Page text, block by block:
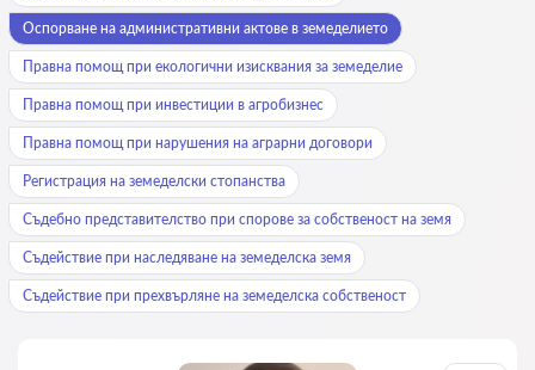
Оспорване на административни актове в земеделието
Правна помощ при екологични изисквания за земеделие
Правна помощ при инвестиции в агробизнес
Правна помощ при нарушения на аграрни договори
Регистрация на земеделски стопанства
Съдебно представителство при спорове за собственост на земя
Съдействие при наследяване на земеделска земя
Съдействие при прехвърляне на земеделска собственост